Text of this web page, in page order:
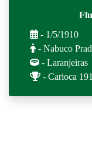
- 1/5/1910
- Nabuco
- Laranjeiras
- Carioca